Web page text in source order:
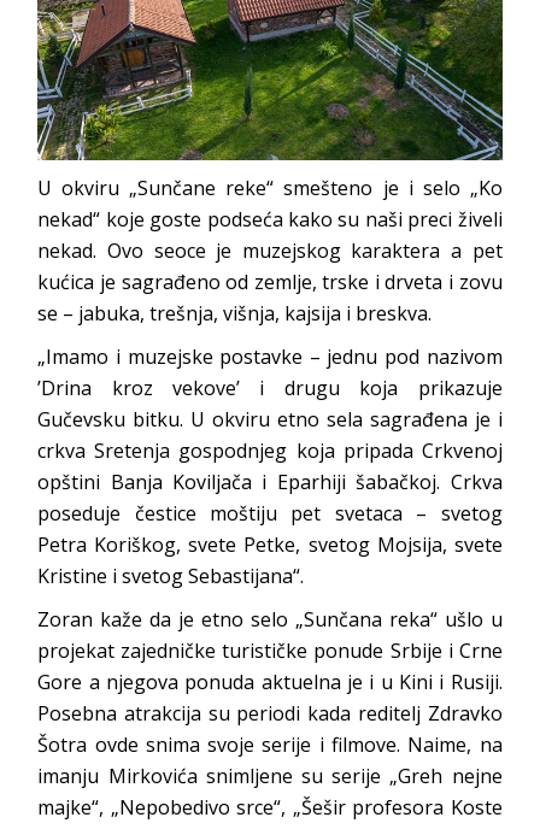
U okviru „Sunčane reke“ smešteno je i selo „Ko
nekad“ koje goste podseća kako su naši preci živeli
nekad. Ovo seoce je muzejskog karaktera a pet
kućica je sagrađeno od zemlje, trske i drveta i zovu
se – jabuka, trešnja, višnja, kajsija i breskva.
„Imamo i muzejske postavke – jednu pod nazivom
’Drina kroz vekove’ i drugu koja prikazuje
Gučevsku bitku. U okviru etno sela sagrađena je i
crkva Sretenja gospodnjeg koja pripada Crkvenoj
opštini Banja Koviljača i Eparhiji šabačkoj. Crkva
poseduje čestice moštiju pet svetaca – svetog
Petra Koriškog, svete Petke, svetog Mojsija, svete
Kristine i svetog Sebastijana“.
Zoran kaže da je etno selo „Sunčana reka“ ušlo u
projekat zajedničke turističke ponude Srbije i Crne
Gore a njegova ponuda aktuelna je i u Kini i Rusiji.
Posebna atrakcija su periodi kada reditelj Zdravko
Šotra ovde snima svoje serije i filmove. Naime, na
imanju Mirkovića snimljene su serije „Greh nejne
majke“, „Nepobedivo srce“, „Šešir profesora Koste